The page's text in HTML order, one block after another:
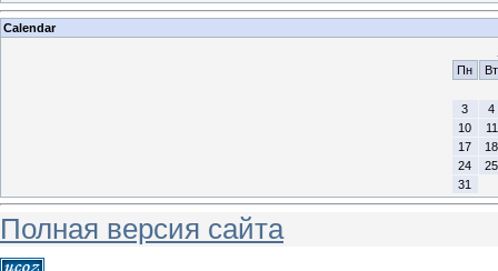
Calendar
Пн
Вт
3
4
10
11
17
18
24
25
31
Полная версия сайта